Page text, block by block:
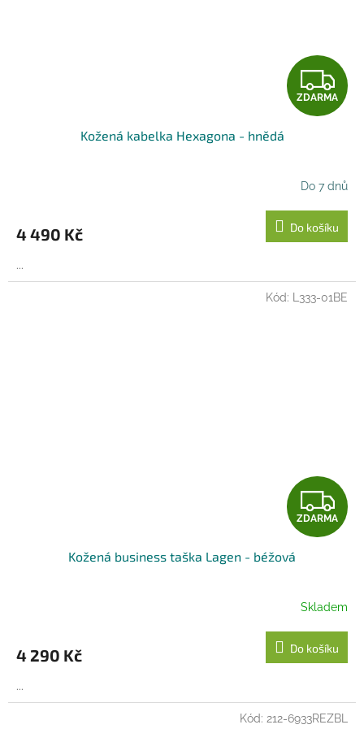
Z
D
R
M
A
ZDARMA
Kožená kabelka Hexagona - hnědá
Do 7 dnů
4 490 Kč Do košíku
...
Z
D
R
M
A
ZDARMA
Kožená business taška Lagen - béžová
Skladem
4 290 Kč Do košíku
...
Kód: L333-01BE
Kód: 212-6933REZBL